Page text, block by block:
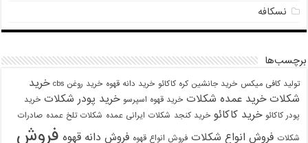
نسکافه
برچسب‌ها
تولید کافی میکس خرید جانشین کره کاکائو خرید دانه قهوه خرید روغن cbs
خرید
شکلات خرید عمده شکلات خرید قهوه اسپرسو خرید پودر شکلات خرید
پودر کاکائو خرید کاکائو خرید کنجد شکلات ایرانی عمده شکلات تلخ عمده صادرات
شکلات فروش انواع شکلات فروش انواع قهوه فروش دانه قهوه فروش